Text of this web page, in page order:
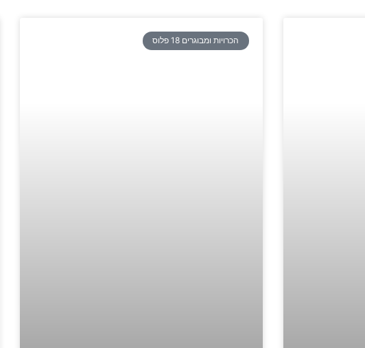
הכרויות ומבוגרים 18 פלוס